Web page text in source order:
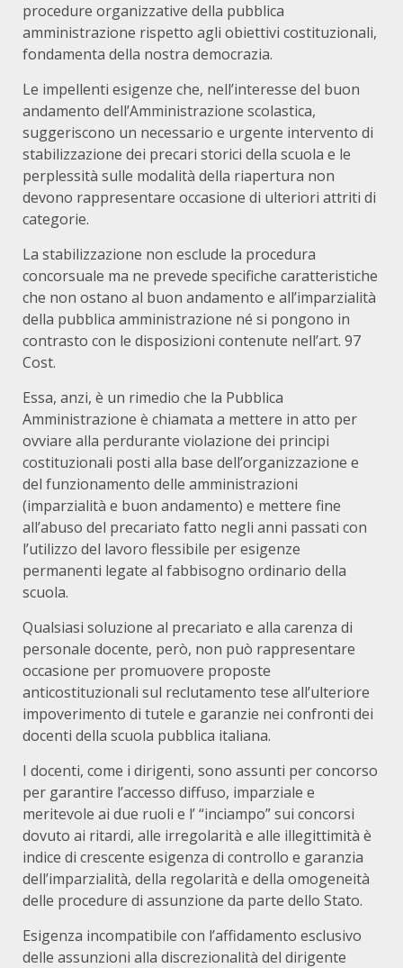
procedure organizzative della pubblica
amministrazione rispetto agli obiettivi costituzionali,
fondamenta della nostra democrazia.
Le impellenti esigenze che, nell’interesse del buon
andamento dell’Amministrazione scolastica,
suggeriscono un necessario e urgente intervento di
stabilizzazione dei precari storici della scuola e le
perplessità sulle modalità della riapertura non
devono rappresentare occasione di ulteriori attriti di
categorie.
La stabilizzazione non esclude la procedura
concorsuale ma ne prevede specifiche caratteristiche
che non ostano al buon andamento e all’imparzialità
della pubblica amministrazione né si pongono in
contrasto con le disposizioni contenute nell’art. 97
Cost.
Essa, anzi, è un rimedio che la Pubblica
Amministrazione è chiamata a mettere in atto per
ovviare alla perdurante violazione dei principi
costituzionali posti alla base dell’organizzazione e
del funzionamento delle amministrazioni
(imparzialità e buon andamento) e mettere fine
all’abuso del precariato fatto negli anni passati con
l’utilizzo del lavoro flessibile per esigenze
permanenti legate al fabbisogno ordinario della
scuola.
Qualsiasi soluzione al precariato e alla carenza di
personale docente, però, non può rappresentare
occasione per promuovere proposte
anticostituzionali sul reclutamento tese all’ulteriore
impoverimento di tutele e garanzie nei confronti dei
docenti della scuola pubblica italiana.
I docenti, come i dirigenti, sono assunti per concorso
per garantire l’accesso diffuso, imparziale e
meritevole ai due ruoli e l’ “inciampo” sui concorsi
dovuto ai ritardi, alle irregolarità e alle illegittimità è
indice di crescente esigenza di controllo e garanzia
dell’imparzialità, della regolarità e della omogeneità
delle procedure di assunzione da parte dello Stato.
Esigenza incompatibile con l’affidamento esclusivo
delle assunzioni alla discrezionalità del dirigente